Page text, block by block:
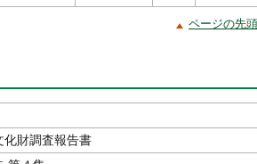
ページの先
化財調査報告書